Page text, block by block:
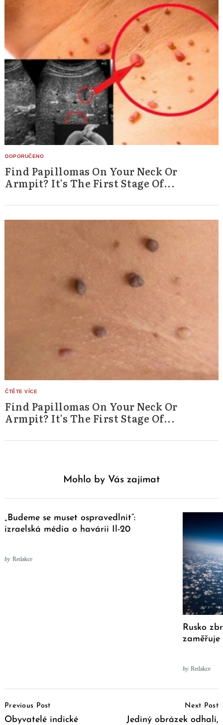
Find Papillomas On Your Neck Or
Armpit? It's The First Stage Of...
Find Papillomas On Your Neck Or
Armpit? It's The First Stage Of...
Mohlo by Vás zajímat
„Budeme se muset ospravedlnit“:
izraelská média o havárii Il-20
by Redakce
Rusko
zaměřuje
by Redakce
Navigation
Previous Post
Obyvatelé indické
Next Post
Jediný obrázek odhalí,